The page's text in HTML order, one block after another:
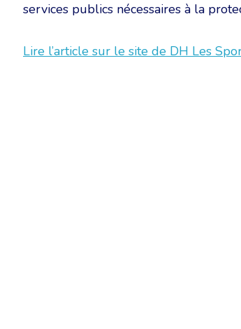
services publics nécessaires à la
Lire l’article sur le site de DH Les